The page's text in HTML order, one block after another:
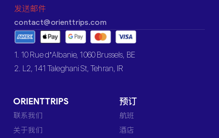
发送邮件
contact@orienttrips.com
1. 10 Rue d’Albanie, 1060 Brussels, BE
2. L2, 141 Taleghani St, Tehran, IR
ORIENTTRIPS
联系我们
关于我们
预订
航班
酒店